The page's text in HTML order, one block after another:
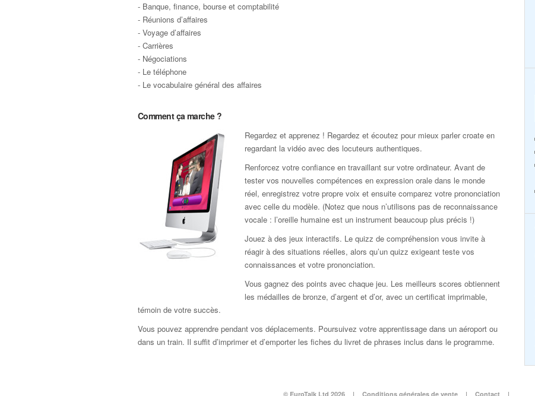
- Banque, finance, bourse et comptabilité
- Réunions d’affaires
- Voyage d’affaires
- Carrières
- Négociations
- Le téléphone
- Le vocabulaire général des affaires
Comment ça marche ?
Regardez et apprenez ! Regardez et écoutez pour mieux parler croate en
regardant la vidéo avec des locuteurs authentiques.
Renforcez votre confiance en travaillant sur votre ordinateur. Avant de
tester vos nouvelles compétences en expression orale dans le monde
réel, enregistrez votre propre voix et ensuite comparez votre prononciation
avec celle du modèle. (Notez que nous n’utilisons pas de reconnaissance
vocale : l’oreille humaine est un instrument beaucoup plus précis !)
Jouez à des jeux interactifs. Le quizz de compréhension vous invite à
réagir à des situations réelles, alors qu’un quizz exigeant teste vos
connaissances et votre prononciation.
Vous gagnez des points avec chaque jeu. Les meilleurs scores obtiennent
les médailles de bronze, d’argent et d’or, avec un certificat imprimable,
témoin de votre succès.
Vous pouvez apprendre pendant vos déplacements. Poursuivez votre apprentissage dans un aéroport ou
dans un train. Il suffit d’imprimer et d’emporter les fiches du livret de phrases inclus dans le programme.
© EuroTalk Ltd 2026 | Conditions générales de vente | Contact |